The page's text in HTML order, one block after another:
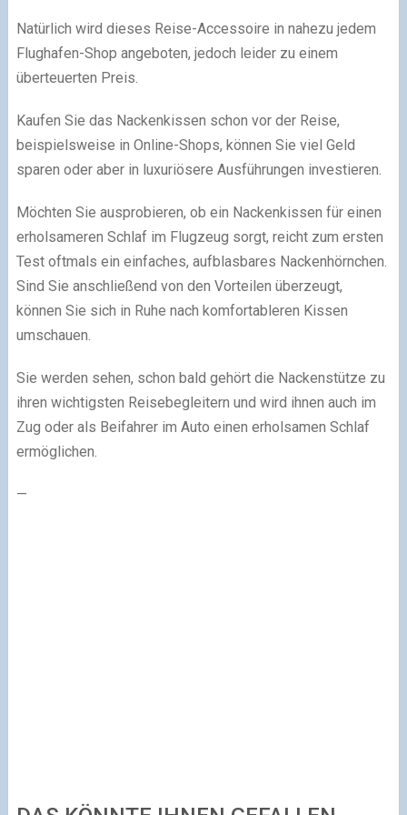
Natürlich wird dieses Reise-Accessoire in nahezu jedem
Flughafen-Shop angeboten, jedoch leider zu einem
überteuerten Preis.
Kaufen Sie das Nackenkissen schon vor der Reise,
beispielsweise in Online-Shops, können Sie viel Geld
sparen oder aber in luxuriösere Ausführungen investieren.
Möchten Sie ausprobieren, ob ein Nackenkissen für einen
erholsameren Schlaf im Flugzeug sorgt, reicht zum ersten
Test oftmals ein einfaches, aufblasbares Nackenhörnchen.
Sind Sie anschließend von den Vorteilen überzeugt,
können Sie sich in Ruhe nach komfortableren Kissen
umschauen.
Sie werden sehen, schon bald gehört die Nackenstütze zu
ihren wichtigsten Reisebegleitern und wird ihnen auch im
Zug oder als Beifahrer im Auto einen erholsamen Schlaf
ermöglichen.
—